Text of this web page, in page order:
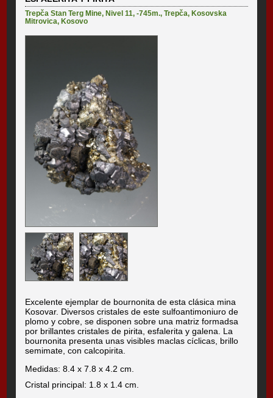
Trepča Stan Terg Mine, Nivel 11, -745m.,Trepča, Kosovska
Mitrovica, Kosovo
Excelente ejemplar de bournonita de esta clásica mina
Kosovar. Diversos cristales de este sulfoantimoniuro de
plomo y cobre, se disponen sobre una matriz formadsa
por brillantes cristales de pirita, esfalerita y galena. La
bournonita presenta unas visibles maclas cíclicas, brillo
semimate, con calcopirita.
Medidas: 8.4 x 7.8 x 4.2 cm.
Cristal principal: 1.8 x 1.4 cm.